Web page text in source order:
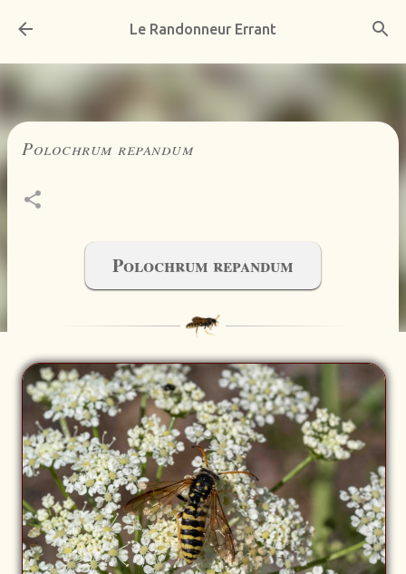
Accéder au contenu principal
Le Randonneur Errant
Polochrum repandum
Polochrum repandum